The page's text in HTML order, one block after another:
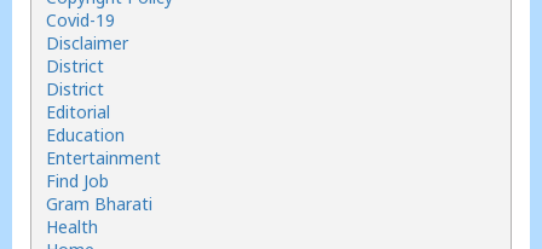
Covid-19
Disclaimer
District
District
Editorial
Education
Entertainment
Find Job
Gram Bharati
Health